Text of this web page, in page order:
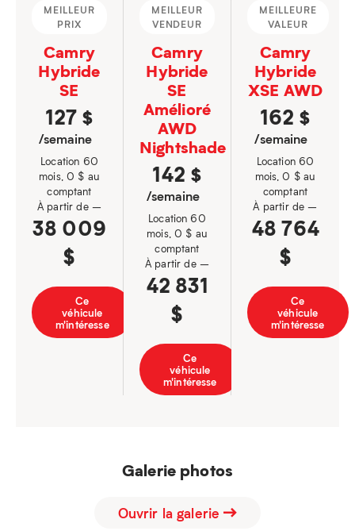
MEILLEUR
PRIX
Camry
Hybride
SE
127 $
/semaine
Location 60
mois, 0 $ au
comptant
À partir de –
38 009
$
Ce
véhicule
m'intéresse
MEILLEUR
VENDEUR
Camry
Hybride
SE
Amélioré
AWD
Nightshade
142 $
/semaine
Location 60
mois, 0 $ au
comptant
À partir de –
42 831
$
Ce
véhicule
m'intéresse
MEILLEURE
VALEUR
Camry
Hybride
XSE AWD
162 $
/semaine
Location 60
mois, 0 $ au
comptant
À partir de –
48 764
$
Ce
véhicule
m'intéresse
Galerie photos
Ouvrir la galerie